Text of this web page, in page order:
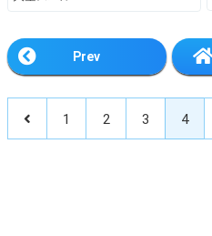
Prev
1 2 3 4